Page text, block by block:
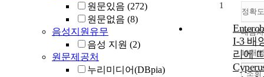
원문있음 (272)
원문없음 (8)
음성지원유무
음성 지원 (2)
원문제공처
누리미디어(DBpia)
정확
내림
10개
조회
1
I-3 배
리에